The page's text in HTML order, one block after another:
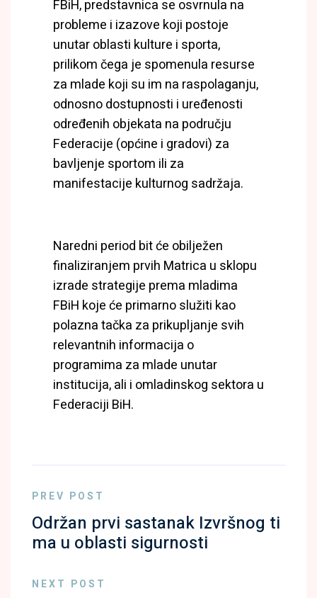
FBiH, predstavnica se osvrnula na
probleme i izazove koji postoje
unutar oblasti kulture i sporta,
prilikom čega je spomenula resurse
za mlade koji su im na raspolaganju,
odnosno dostupnosti i uređenosti
određenih objekata na području
Federacije (općine i gradovi) za
bavljenje sportom ili za
manifestacije kulturnog sadržaja.
Naredni period bit će obilježen
finaliziranjem prvih Matrica u sklopu
izrade strategije prema mladima
FBiH koje će primarno služiti kao
polazna tačka za prikupljanje svih
relevantnih informacija o
programima za mlade unutar
institucija, ali i omladinskog sektora u
Federaciji BiH.
PREV POST
Održan prvi sastanak Izvršnog ti
ma u oblasti sigurnosti
NEXT POST